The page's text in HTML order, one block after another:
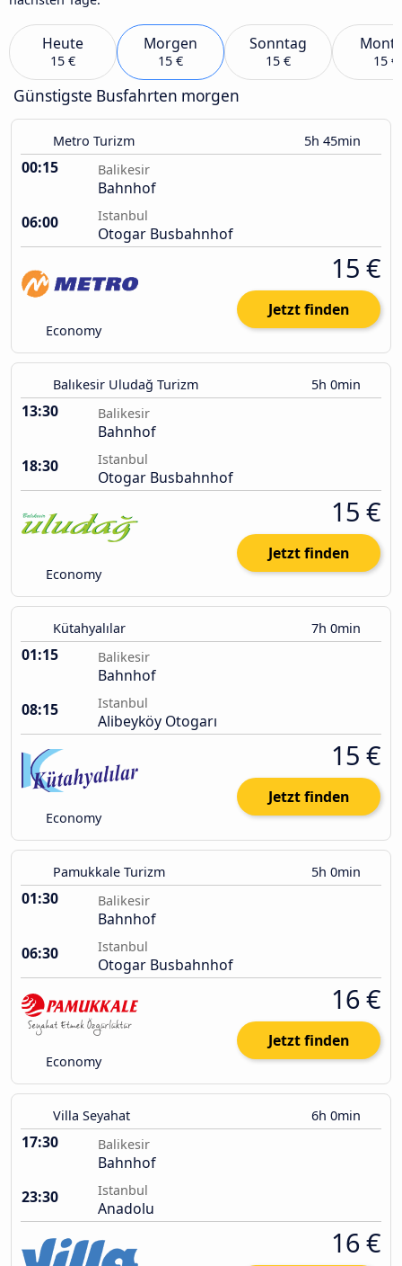
Heute
15 €
Morgen
15 €
Sonntag
15 € 15 €
Günstigste Busfahrten morgen
Metro Turizm 5h 45min
00:15 Balikesir
Bahnhof
06:00
Istanbul
Otogar Busbahnhof
Economy
15 €
Jetzt finden
Balıkesir Uludağ Turizm 5h 0min
13:30 Balikesir
Bahnhof
18:30
Istanbul
Otogar Busbahnhof
Economy
15 €
Jetzt finden
Kütahyalılar 7h 0min
01:15 Balikesir
Bahnhof
08:15
Istanbul
Alibeyköy Otogarı
Economy
15 €
Jetzt finden
Pamukkale Turizm 5h 0min
01:30 Balikesir
Bahnhof
06:30
Istanbul
Otogar Busbahnhof
Economy
16 €
Jetzt finden
Villa Seyahat 6h 0min
17:30 Balikesir
Bahnhof
23:30
Istanbul
Anadolu
16 €